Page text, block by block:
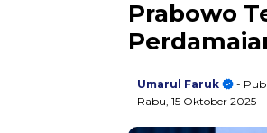
Prabowo
Umarul Faruk
-
Rabu, 15 Oktober 2025